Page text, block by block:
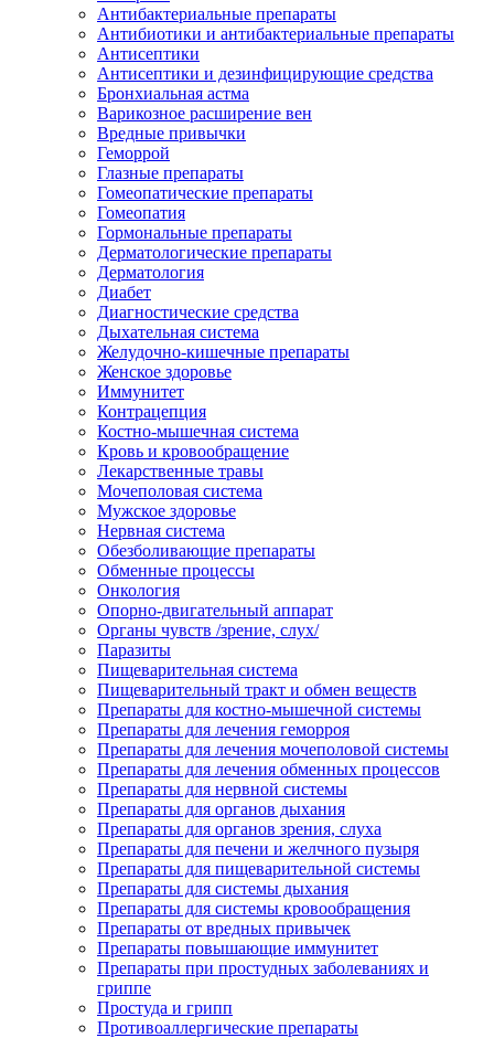
Антибактериальные препараты
Антибиотики и антибактериальные препараты
Антисептики
Антисептики и дезинфицирующие средства
Бронхиальная астма
Варикозное расширение вен
Вредные привычки
Геморрой
Глазные препараты
Гомеопатические препараты
Гомеопатия
Гормональные препараты
Дерматологические препараты
Дерматология
Диабет
Диагностические средства
Дыхательная система
Желудочно-кишечные препараты
Женское здоровье
Иммунитет
Контрацепция
Костно-мышечная система
Кровь и кровообращение
Лекарственные травы
Мочеполовая система
Мужское здоровье
Нервная система
Обезболивающие препараты
Обменные процессы
Онкология
Опорно-двигательный аппарат
Органы чувств /зрение, слух/
Паразиты
Пищеварительная система
Пищеварительный тракт и обмен веществ
Препараты для костно-мышечной системы
Препараты для лечения геморроя
Препараты для лечения мочеполовой системы
Препараты для лечения обменных процессов
Препараты для нервной системы
Препараты для органов дыхания
Препараты для органов зрения, слуха
Препараты для печени и желчного пузыря
Препараты для пищеварительной системы
Препараты для системы дыхания
Препараты для системы кровообращения
Препараты от вредных привычек
Препараты повышающие иммунитет
Препараты при простудных заболеваниях и
гриппе
Простуда и грипп
Противоаллергические препараты